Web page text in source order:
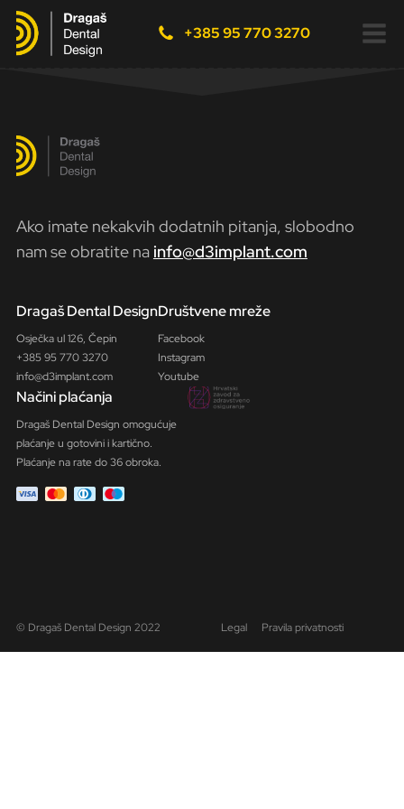
+385 95 770 3270
Ako imate nekakvih dodatnih pitanja, slobodno
nam se obratite na info@d3implant.com
Dragaš Dental Design
Osječka ul 126, Čepin
+385 95 770 3270
info@d3implant.com
Društvene mreže
Facebook
Instagram
Youtube
Načini plaćanja
Dragaš Dental Design omogućuje
plaćanje u gotovini i kartično.
Plaćanje na rate do 36 obroka.
© Dragaš Dental Design 2022 Legal Pravila privatnosti